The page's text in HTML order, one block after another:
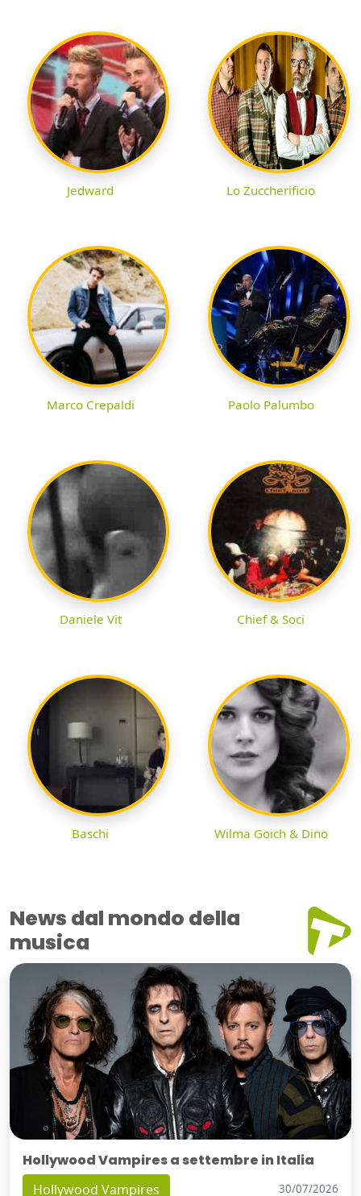
Jedward Lo Zuccherificio
Marco Crepaldi Paolo Palumbo
Daniele Vit Chief & Soci
Baschi Wilma Goich & Dino
News dal mondo della
musica
Hollywood Vampires a settembre in Italia
Hollywood Vampires 30/07/2026